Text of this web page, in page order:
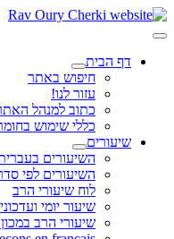
דף הבית
חיפוש באתר
עזור לנו!
כתוב למנהל
כללי שימוש
שיעורים
השיעורים
השיעורים לפי
לוח שיעורי הרב
שיעור יומי
שיעורי הרב